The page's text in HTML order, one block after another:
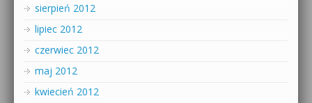
sierpień 2012
lipiec 2012
czerwiec 2012
maj 2012
kwiecień 2012